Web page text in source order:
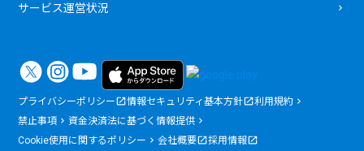
サービス運営状況
プライバシーポリシー 情報セキュリティ基本方針
利用規約
禁止事項
資金決済法に基づく情報提供
Cookie使用に関するポリシー
会社概要 採用情報